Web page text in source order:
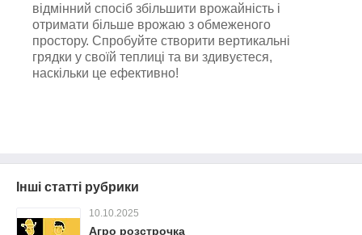
відмінний спосіб збільшити врожайність і
отримати більше врожаю з обмеженого
простору. Спробуйте створити вертикальні
грядки у своїй теплиці та ви здивуєтеся,
наскільки це ефективно!
Інші статті рубрики
10.10.2025
Агро розстрочка